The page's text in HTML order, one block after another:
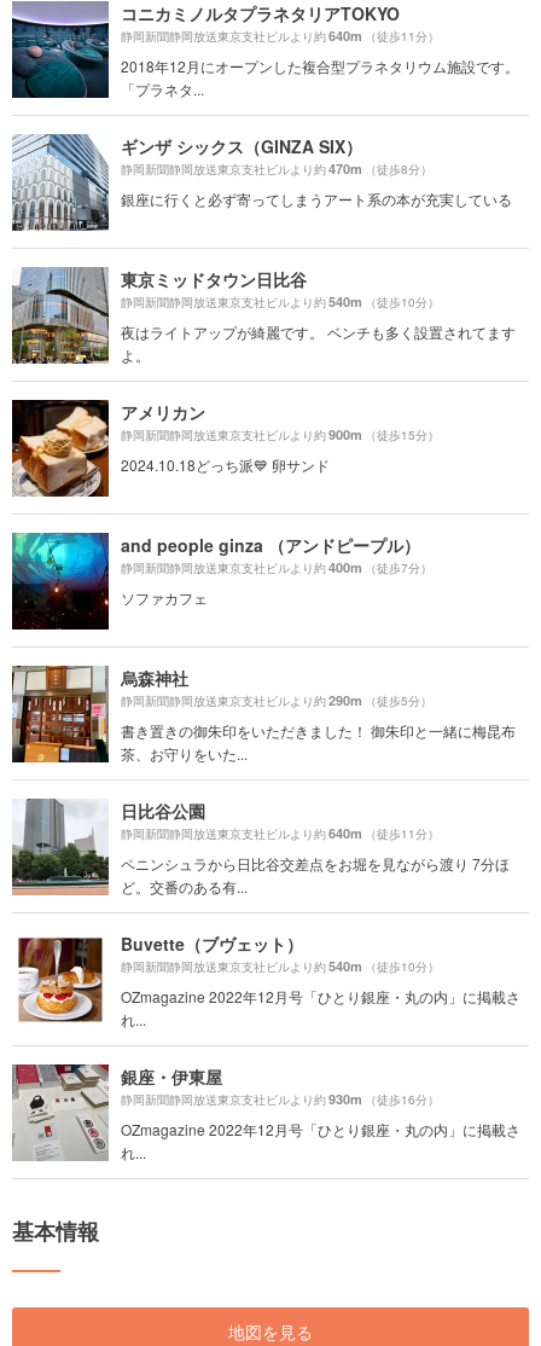
コニカミノルタプラネタリアTOKYO
静岡新聞静岡放送東京支社ビルより約640m （徒歩11分）
2018年12月にオープンした複合型プラネタリウム施設です。
「プラネタ...
ギンザ シックス（GINZA SIX）
静岡新聞静岡放送東京支社ビルより約470m （徒歩8分）
銀座に行くと必ず寄ってしまうアート系の本が充実している
東京ミッドタウン日比谷
静岡新聞静岡放送東京支社ビルより約540m （徒歩10分）
夜はライトアップが綺麗です。 ベンチも多く設置されてます
よ。
アメリカン
静岡新聞静岡放送東京支社ビルより約900m （徒歩15分）
2024.10.18どっち派💙 卵サンド
and people ginza （アンドピープル）
静岡新聞静岡放送東京支社ビルより約400m （徒歩7分）
ソファカフェ
烏森神社
静岡新聞静岡放送東京支社ビルより約290m （徒歩5分）
書き置きの御朱印をいただきました！ 御朱印と一緒に梅昆布
茶、お守りをいた...
日比谷公園
静岡新聞静岡放送東京支社ビルより約640m （徒歩11分）
ペニンシュラから日比谷交差点をお堀を見ながら渡り 7分ほ
ど。交番のある有...
Buvette（ブヴェット）
静岡新聞静岡放送東京支社ビルより約540m （徒歩10分）
OZmagazine 2022年12月号「ひとり銀座・丸の内」に掲載さ
れ...
銀座・伊東屋
静岡新聞静岡放送東京支社ビルより約930m （徒歩16分）
OZmagazine 2022年12月号「ひとり銀座・丸の内」に掲載さ
れ...
基本情報
地図を見る